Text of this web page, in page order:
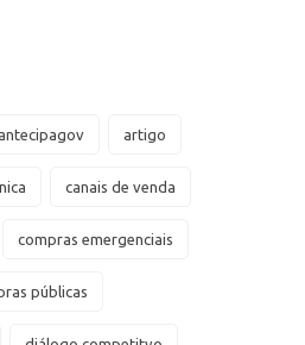
antecipagov artigo
canais de venda
compras emergenciais
públicas